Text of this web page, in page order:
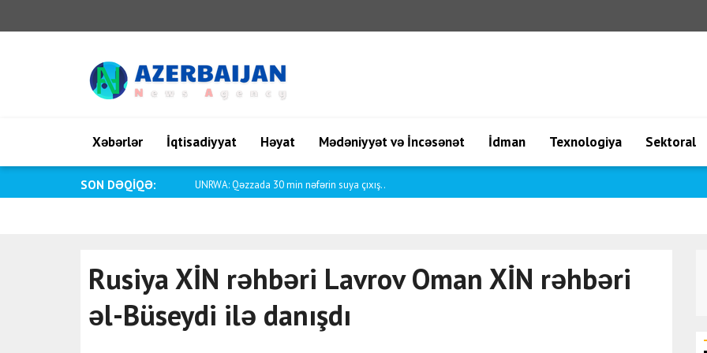
Xəbərlər İqtisadiyyat Həyat Mədəniyyət və İncəsənət İdman Texnologiya Sektoral
SON DƏQİQƏ: UNRWA: Qəzzada 30 min nəfərin suya çıxış..
Rusiya XİN rəhbəri Lavrov Oman XİN rəhbəri
əl-Büseydi ilə danışdı